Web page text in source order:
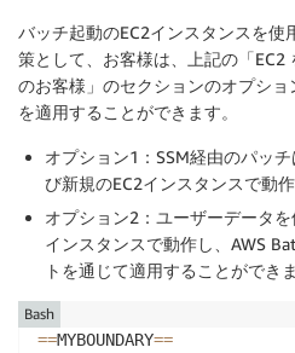
バッチ起動のEC2インスタンスを使
策として、お客様は、上記の「EC2
のお客様」のセクションのオプシ
を適用することができます。
オプション1：SSM経由のパッ
び新規のEC2インスタンスで動作
オプション2：ユーザーデータ
インスタンスで動作し、AWS
トを通じて適用することができ
==MYBOUNDARY==
Bash